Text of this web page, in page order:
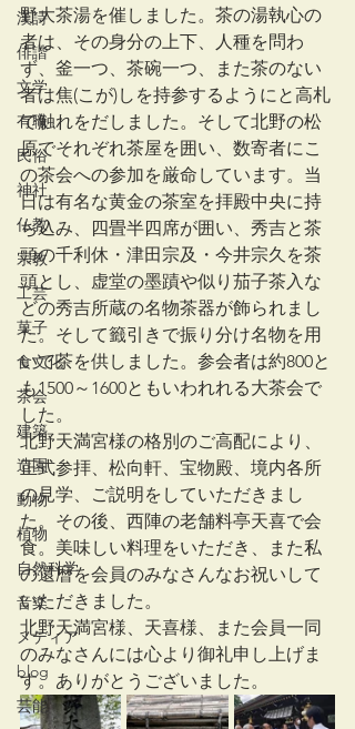
漢詩
俳諧
文学
有職
民俗
神社
仏教
宗教
工芸
菓子
食文化
茶会
建築
造園
動物
植物
自然科学
音楽
メディア
blog
芸能
野大茶湯を催しました。茶の湯執心の
者は、その身分の上下、人種を問わ
ず、釜一つ、茶碗一つ、また茶のない
者は焦(こが)しを持参するようにと高札
で触れをだしました。そして北野の松
原でそれぞれ茶屋を囲い、数寄者にこ
の茶会への参加を厳命しています。当
日は有名な黄金の茶室を拝殿中央に持
ち込み、四畳半四席が囲い、秀吉と茶
頭の千利休・津田宗及・今井宗久を茶
頭とし、虚堂の墨蹟や似り茄子茶入な
どの秀吉所蔵の名物茶器が飾られまし
た。そして籤引きで振り分け名物を用
いて茶を供しました。参会者は約800と
も1500～1600ともいわれれる大茶会で
した。
北野天満宮様の格別のご高配により、
正式参拝、松向軒、宝物殿、境内各所
の見学、ご説明をしていただきまし
た。その後、西陣の老舗料亭天喜で会
食。美味しい料理をいただき、また私
の還暦を会員のみなさんなお祝いして
いただきました。
北野天満宮様、天喜様、また会員一同
のみなさんには心より御礼申し上げま
す。ありがとうございました。